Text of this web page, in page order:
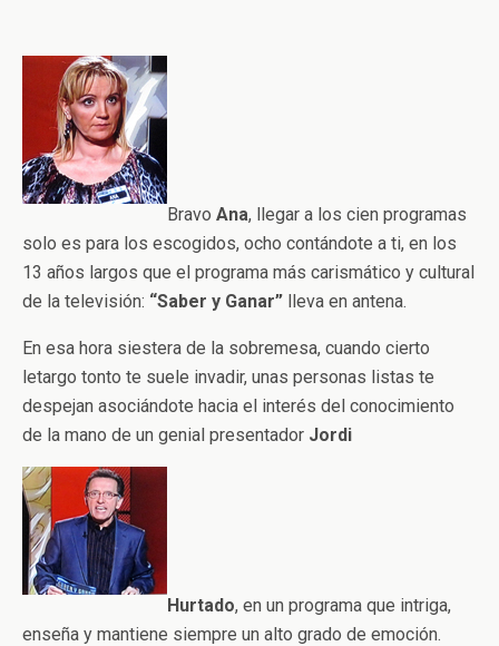
Bravo Ana, llegar a los cien programas
solo es para los escogidos, ocho contándote a ti, en los
13 años largos que el programa más carismático y cultural
de la televisión: “Saber y Ganar” lleva en antena.
En esa hora siestera de la sobremesa, cuando cierto
letargo tonto te suele invadir, unas personas listas te
despejan asociándote hacia el interés del conocimiento
de la mano de un genial presentador Jordi
Hurtado, en un programa que intriga,
enseña y mantiene siempre un alto grado de emoción.